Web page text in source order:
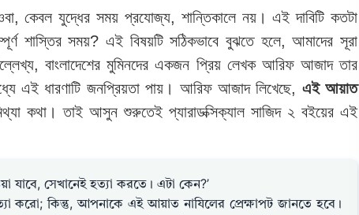
কেবল যুদ্ধের সময় প্রযোজ্য, শান্তিকালে নয়। এই দাবিটি কতটা
শাস্তির সময়? এই বিষয়টি সঠিকভাবে বুঝতে হলে, আমাদের সূরা
বাংলাদেশের মুমিনদের একজন প্রিয় লেখক আরিফ আজাদ তার
এই ধারণাটি জনপ্রিয়তা পায়। আরিফ আজাদ লিখেছে, এই আয়াত
কথা। তাই আসুন শুরুতেই প্যারাডক্সিক্যাল সাজিদ ২ বইয়ের এই
যাবে, সেখানেই হত্যা করতে। এটা কেন?’
করো; কিন্তু, আপনাকে এই আয়াত নাযিলের প্রেক্ষাপট জানতে হবে।